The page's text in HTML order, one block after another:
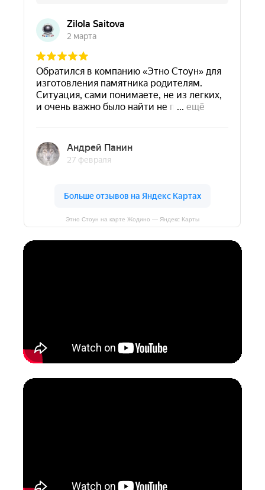
Этно Стоун на карте Жодино — Яндекс Карты